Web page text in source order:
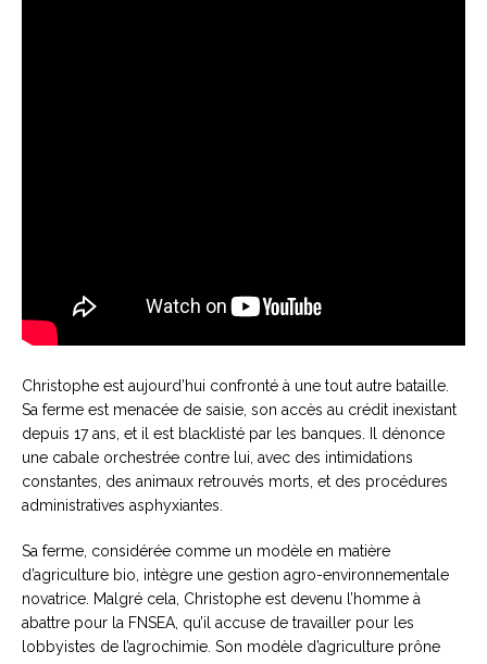
Christophe est aujourd’hui confronté à une tout autre bataille.
Sa ferme est menacée de saisie, son accès au crédit inexistant
depuis 17 ans, et il est blacklisté par les banques. Il dénonce
une cabale orchestrée contre lui, avec des intimidations
constantes, des animaux retrouvés morts, et des procédures
administratives asphyxiantes.
Sa ferme, considérée comme un modèle en matière
d’agriculture bio, intègre une gestion agro-environnementale
novatrice. Malgré cela, Christophe est devenu l’homme à
abattre pour la FNSEA, qu’il accuse de travailler pour les
lobbyistes de l’agrochimie. Son modèle d’agriculture prône